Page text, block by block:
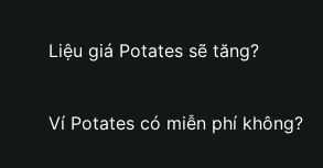
Liệu giá Potates sẽ tăng?
Ví Potates có miễn phí không?